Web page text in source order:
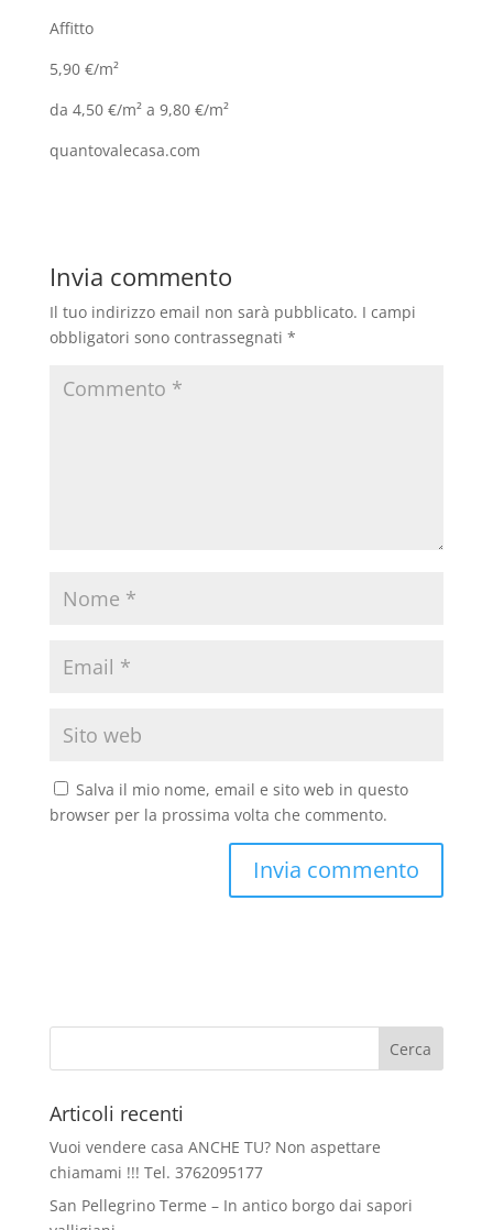
Affitto
5,90 €/m²
da 4,50 €/m² a 9,80 €/m²
quantovalecasa.com
Invia commento
Il tuo indirizzo email non sarà pubblicato. I campi
obbligatori sono contrassegnati *
Salva il mio nome, email e sito web in questo
browser per la prossima volta che commento.
Articoli recenti
Vuoi vendere casa ANCHE TU? Non aspettare
chiamami !!! Tel. 3762095177
San Pellegrino Terme – In antico borgo dai sapori